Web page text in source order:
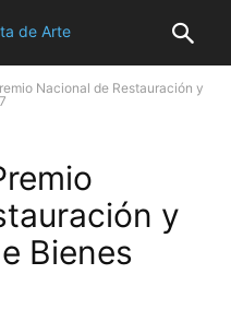
Nacional de Restauración y
y
Bienes